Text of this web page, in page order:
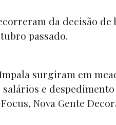
da decisão de
passado.
surgiram em
e
Nova Gente